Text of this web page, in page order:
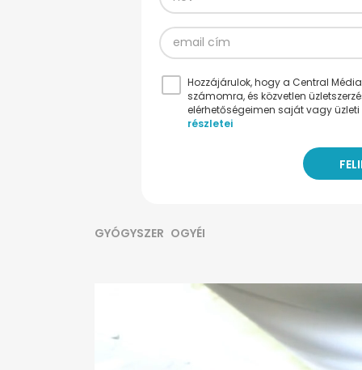
Hozzájárulok, hogy a Central
számomra, és közvetlen
elérhetőségeimen saját vagy
részletei
GYÓGYSZER OGYÉI